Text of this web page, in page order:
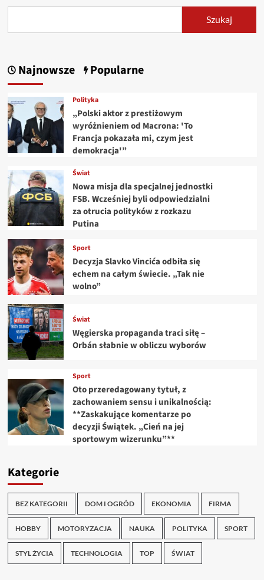
Szukaj
Najnowsze Popularne
Polityka
„Polski aktor z prestiżowym
wyróżnieniem od Macrona: 'To
Francja pokazała mi, czym jest
demokracja'”
Świat
Nowa misja dla specjalnej jednostki
FSB. Wcześniej byli odpowiedzialni
za otrucia polityków z rozkazu
Putina
Sport
Decyzja Slavko Vincića odbiła się
echem na całym świecie. „Tak nie
wolno”
Świat
Węgierska propaganda traci siłę –
Orbán słabnie w obliczu wyborów
Sport
Oto przeredagowany tytuł, z
zachowaniem sensu i unikalnością:
**Zaskakujące komentarze po
decyzji Świątek. „Cień na jej
sportowym wizerunku”**
Kategorie
BEZ KATEGORII DOM I OGRÓD EKONOMIA FIRMA
HOBBY MOTORYZACJA NAUKA POLITYKA SPORT
STYL ŻYCIA TECHNOLOGIA TOP ŚWIAT